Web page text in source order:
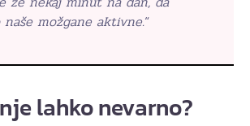
možgane aktivne.“
lahko nevarno?